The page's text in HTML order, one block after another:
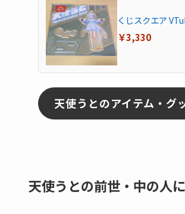
くじスクエア
￥3,330
天使うとのアイテム・グ
天使うとの前世・中の人